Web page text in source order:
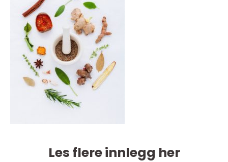
Les flere innlegg her